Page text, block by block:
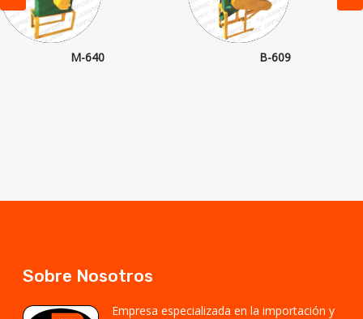
M-640 B-609
Sobre Nosotros
Empresa especializada en la importación y